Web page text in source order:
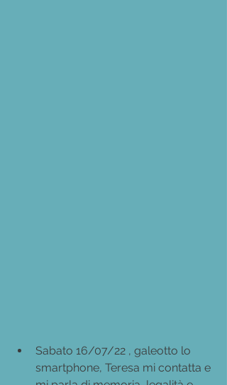
Sabato 16/07/22 , galeotto lo
smartphone, Teresa mi contatta e